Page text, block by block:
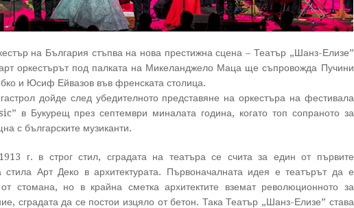
на България стъпва на нова престижна сцена – Театър „Шанз-Елизе”
оркестърът под палката на Микеланджело Маца ще съпровожда Пучини
и Юсиф Ейвазов във френската столица.
дойде след убедителното представяне на оркестъра на фестивала
в Букурещ през септември миналата година, когато топ сопраното за
с българските музиканти.
г. в строг стил, сградата на театъра се счита за един от първите
стила Арт Деко в архитектурата. Първоначалната идея е театърът да е
стомана, но в крайна сметка архитектите вземат революционното за
сградата да се постои изцяло от бетон. Така Театър „Шанз-Елизе” става